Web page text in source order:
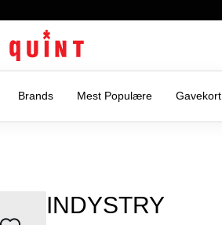
Brands Mest Populære Gavekort
INDYSTRY